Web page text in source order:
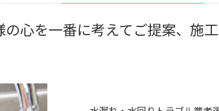
心を一番に考えてご提案、 施